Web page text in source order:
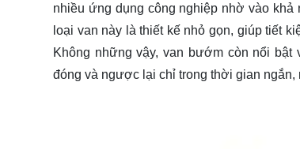
nhiều ứng dụng công nghiệp nhờ vào
loại van này là thiết kế nhỏ gọn, giúp tiết
Không những vậy, van bướm còn nổi
đóng và ngược lại chỉ trong thời gian ngắn,